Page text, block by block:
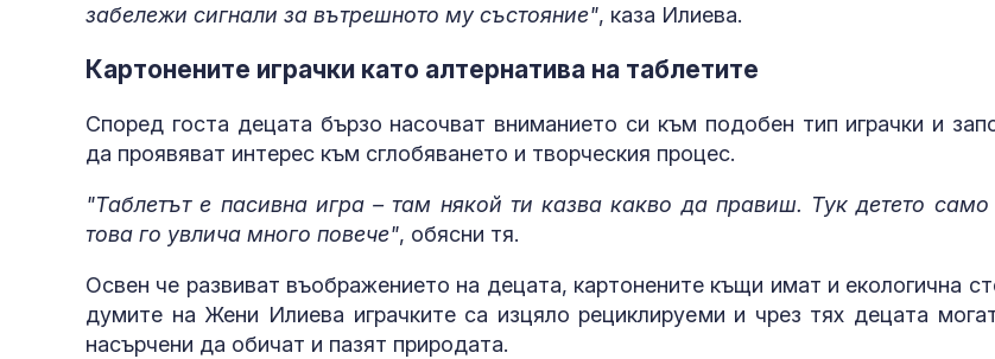
забележи сигнали за вътрешното му състояние", каза Илиева.
Картонените играчки като алтернатива на таблетите
Според госта децата бързо насочват вниманието си към подобен тип играчки и
да проявяват интерес към сглобяването и творческия процес.
"Таблетът е пасивна игра – там някой ти казва какво да правиш. Тук детето
това го увлича много повече", обясни тя.
Освен че развиват въображението на децата, картонените къщи имат и екологична
думите на Жени Илиева играчките са изцяло рециклируеми и чрез тях децата
насърчени да обичат и пазят природата.